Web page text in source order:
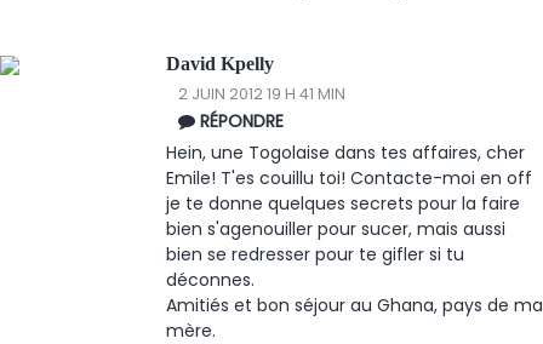
David Kpelly
2 JUIN 2012 19 H 41 MIN
RÉPONDRE
Hein, une Togolaise dans tes affaires, cher
Emile! T'es couillu toi! Contacte-moi en off
je te donne quelques secrets pour la faire
bien s'agenouiller pour sucer, mais aussi
bien se redresser pour te gifler si tu
déconnes.
Amitiés et bon séjour au Ghana, pays de ma
mère.